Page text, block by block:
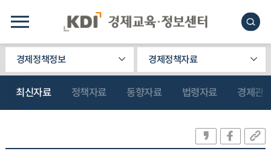
경제정책정보 경제정책자료
최신자료 정책자료 동향자료 법령자료 경제관